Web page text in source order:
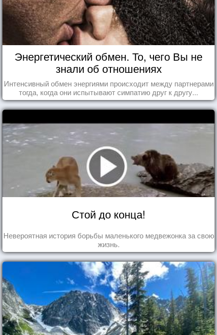
Энергетический обмен. То, чего Вы не
знали об отношениях
Интенсивный обмен энергиями происходит между партнерами
тогда, когда они испытывают симпатию друг к другу...
Стой до конца!
Невероятная история борьбы маленького медвежонка за свою
жизнь.